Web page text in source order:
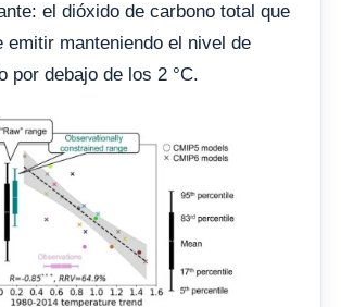
el dióxido de carbono total que
emitir manteniendo el nivel de
por debajo de los 2 °C.